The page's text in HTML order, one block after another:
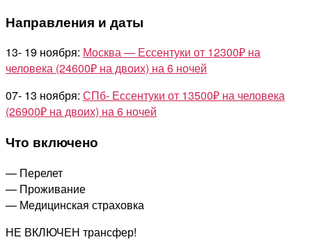
Направления и даты
13- 19 ноября: Москва — Ессентуки от 12300₽ на
человека (24600₽ на двоих) на 6 ночей
07- 13 ноября: СПб- Ессентуки от 13500₽ на человека
(26900₽ на двоих) на 6 ночей
Что включено
— Перелет
— Проживание
— Медицинская страховка
НЕ ВКЛЮЧЕН трансфер!